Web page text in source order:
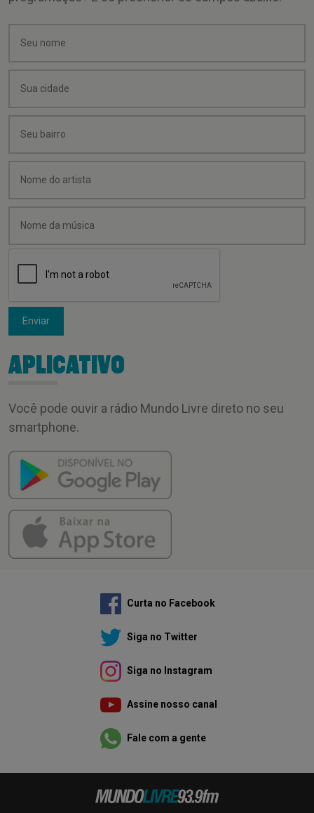
Enviar
APLICATIVO
Você pode ouvir a rádio Mundo Livre direto no seu
smartphone.
Curta no Facebook
Siga no Twitter
Siga no Instagram
Assine nosso canal
Fale com a gente